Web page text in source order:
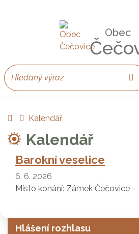
Obec
Hledaný výraz
Úvodní stránka
Kalendář
Kalendář
Barokní veselice
6. 6. 2026
Místo konání: Zámek Čečovice -
Hlášení rozhlasu